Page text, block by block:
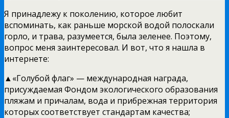
Я принадлежу к поколению, которое любит
вспоминать, как раньше морской водой полоскали
горло, и трава, разумеется, была зеленее. Поэтому,
вопрос меня заинтересовал. И вот, что я нашла в
интернете:
▲«Голубой флаг» — международная награда,
присуждаемая Фондом экологического образования
пляжам и причалам, вода и прибрежная территория
которых соответствует стандартам качества;